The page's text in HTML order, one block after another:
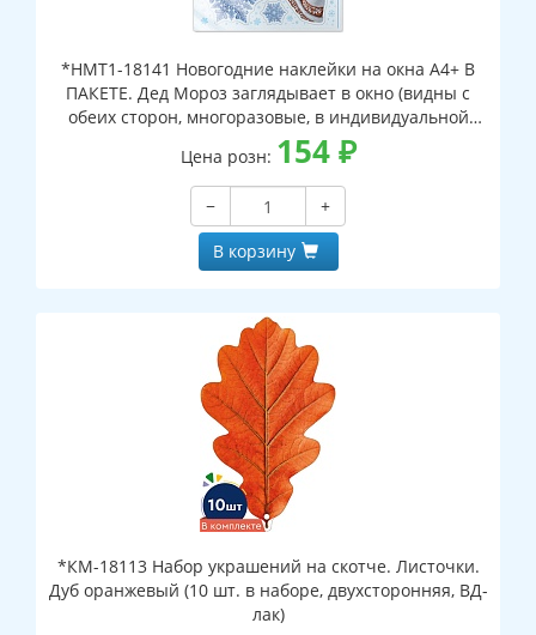
*НМТ1-18141 Новогодние наклейки на окна А4+ В
ПАКЕТЕ. Дед Мороз заглядывает в окно (видны с
обеих сторон, многоразовые, в индивидуальной
упаковке, с европодвесом и клеевым клапаном)
Цена розн: 154₽
−
+
В корзину
*КМ-18113 Набор украшений на скотче. Листочки.
Дуб оранжевый (10 шт. в наборе, двухсторонняя, ВД-
лак)